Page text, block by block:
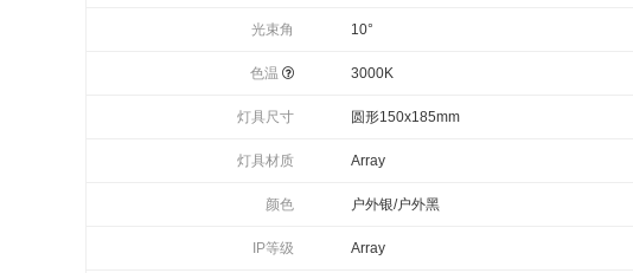
光束角 10°
色温 3000K
灯具尺寸 圆形150x185mm
灯具材质 Array
颜色 户外银/户外黑
IP等级 Array